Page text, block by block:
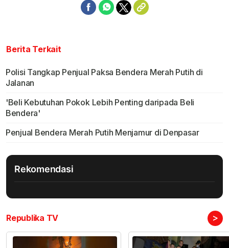
Berita Terkait
Polisi Tangkap Penjual Paksa Bendera Merah Putih di
Jalanan
'Beli Kebutuhan Pokok Lebih Penting daripada Beli
Bendera'
Penjual Bendera Merah Putih Menjamur di Denpasar
Rekomendasi
Republika TV >